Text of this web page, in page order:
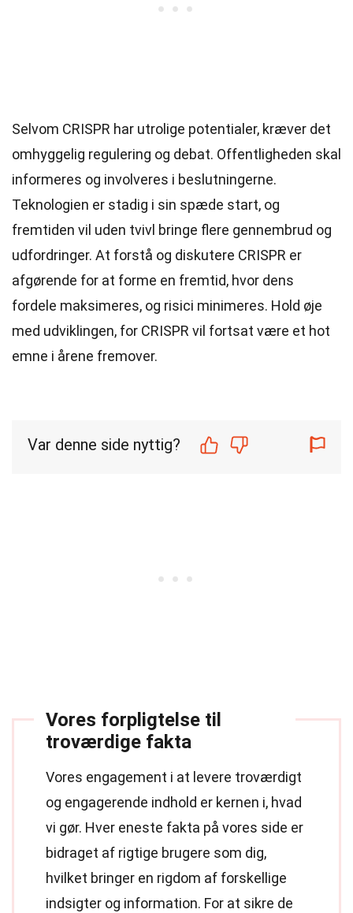
Selvom CRISPR har utrolige potentialer, kræver det
omhyggelig regulering og debat. Offentligheden skal
informeres og involveres i beslutningerne.
Teknologien er stadig i sin spæde start, og
fremtiden vil uden tvivl bringe flere gennembrud og
udfordringer. At forstå og diskutere CRISPR er
afgørende for at forme en fremtid, hvor dens
fordele maksimeres, og risici minimeres. Hold øje
med udviklingen, for CRISPR vil fortsat være et hot
emne i årene fremover.
Var denne side nyttig?
Vores forpligtelse til
troværdige fakta
Vores engagement i at levere troværdigt
og engagerende indhold er kernen i, hvad
vi gør. Hver eneste fakta på vores side er
bidraget af rigtige brugere som dig,
hvilket bringer en rigdom af forskellige
indsigter og information. For at sikre de